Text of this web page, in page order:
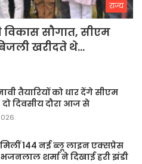
राज्य
विकास सौगात, सीएम
खरीदते थे…
तैयारियों को धार देंगे सीएम
दिवसीय दौरा आज से
144 नई ब्लू लाइन एक्सप्रेस
शर्मा ने दिखाई हरी झंडी